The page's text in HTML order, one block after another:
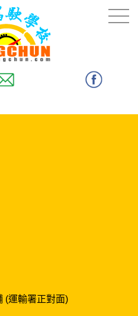
(運輸署正對面)